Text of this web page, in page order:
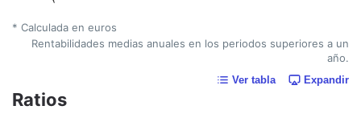
* Calculada en euros
Rentabilidades medias anuales en los periodos superiores a un
año.
Ver tabla Expandir
Ratios